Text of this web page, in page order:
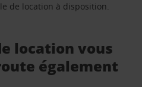
de location à disposition.
location vous
également